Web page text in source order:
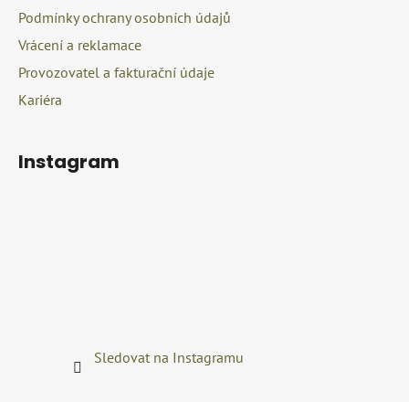
Podmínky ochrany osobních údajů
Vrácení a reklamace
Provozovatel a fakturační údaje
Kariéra
Instagram
Sledovat na Instagramu